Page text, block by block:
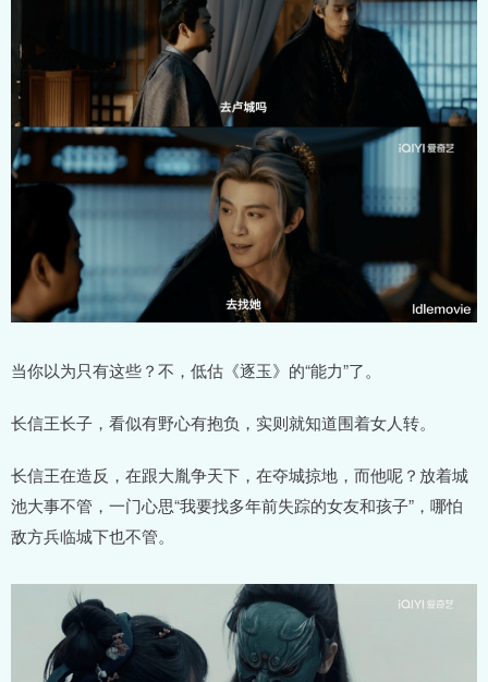
当你以为只有这些？不，低估《逐玉》的“能力”了。
长信王长子，看似有野心有抱负，实则就知道围着女人转。
长信王在造反，在跟大胤争天下，在夺城掠地，而他呢？放着城
池大事不管，一门心思“我要找多年前失踪的女友和孩子”，哪怕
敌方兵临城下也不管。